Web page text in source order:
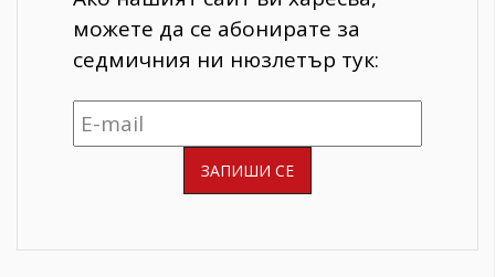
можете да се абонирате за
седмичния ни нюзлетър тук: